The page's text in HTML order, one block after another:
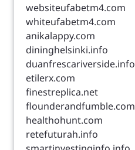
websiteufabetm4.com
whiteufabetm4.com
anikalappy.com
dininghelsinki.info
duanfrescariverside.info
etilerx.com
finestreplica.net
flounderandfumble.com
healthohunt.com
retefuturah.info